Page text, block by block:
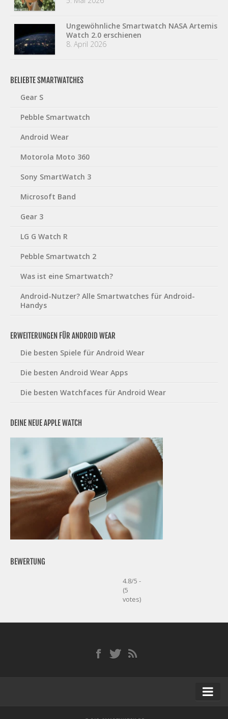
Ungewöhnliche Smartwatch NASA Artemis
Watch 2.0 erschienen
8. April 2026
BELIEBTE SMARTWATCHES
Gear S
Pebble Smartwatch
Android Wear
Motorola Moto 360
Sony SmartWatch 3
Microsoft Band
Gear 3
LG G Watch R
Pebble Smartwatch 2
Was ist eine Smartwatch?
Android-Nutzer? Alle Smartwatches für Android-
Handys
ERWEITERUNGEN FÜR ANDROID WEAR
Die besten Spiele für Android Wear
Die besten Android Wear Apps
Die besten Watchfaces für Android Wear
DEINE NEUE APPLE WATCH
BEWERTUNG
4.8/5 -
(5
votes)